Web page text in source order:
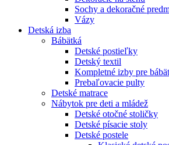
Sochy a dekoračné
Vázy
Detská izba
Bábätká
Detské postieľky
Detský textil
Kompletné izby pre
Prebaľovacie pulty
Detské matrace
Nábytok pre deti a mládež
Detské otočné stoličky
Detské písacie stoly
Detské postele